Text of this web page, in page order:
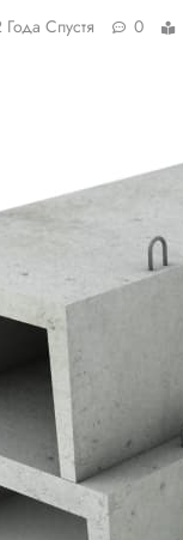
Года Спустя 0